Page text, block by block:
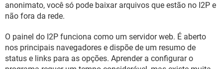
anonimato, você só pode baixar arquivos que estão no I2P e
não fora da rede.
O painel do I2P funciona como um servidor web. É aberto
nos principais navegadores e dispõe de um resumo de
status e links para as opções. Aprender a configurar o